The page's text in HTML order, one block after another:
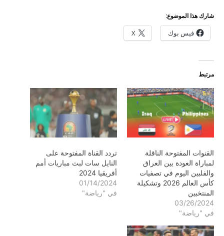
شارك هذا الموضوع:
فيس بوك X
مرتبط
القنوات المفتوحة الناقلة
لمباراة العودة بين العراق
والفلبين اليوم في تصفيات
كأس العالم 2026 وتشكيلة
المنتخبين
03/26/2024
في "رياضة"
تردد القناة المفتوحة على
النايل سات لبث مباريات أمم
أفريقيا 2024
01/14/2024
في "رياضة"